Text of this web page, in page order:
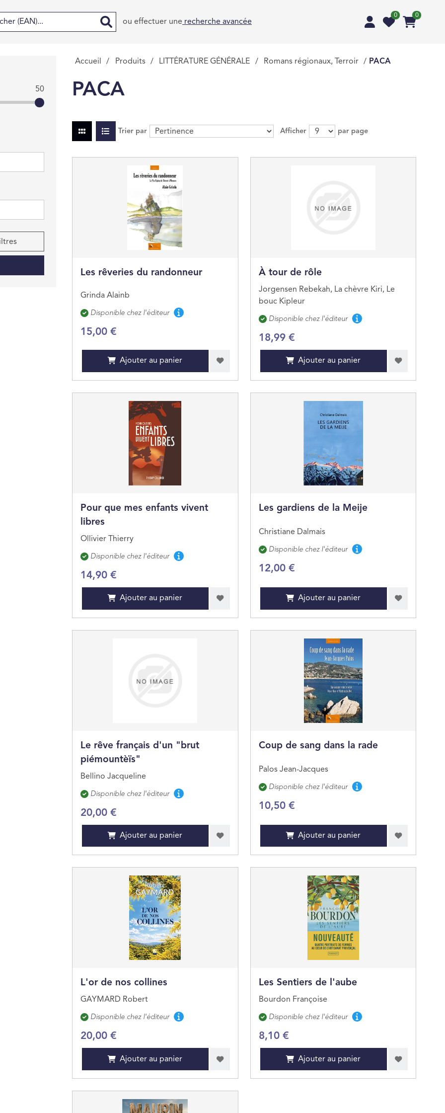
ou effectuer une recherche avancée
0 0
50
Accueil / Produits / LITTÉRATURE GÉNÉRALE / Romans régionaux, Terroir / PACA
PACA
Trier par Afficher par page
Les rêveries du randonneur
Grinda Alainb
Disponibilité
Disponible chez l'éditeur
15,00 €
Ajouter au panier
À tour de rôle
Jorgensen Rebekah, La chèvre Kiri, Le
bouc Kipleur
Disponibilité
Disponible chez l'éditeur
18,99 €
Ajouter au panier
Pour que mes enfants vivent
libres
Ollivier Thierry
Disponibilité
Disponible chez l'éditeur
14,90 €
Ajouter au panier
Les gardiens de la Meije
Christiane Dalmais
Disponibilité
Disponible chez l'éditeur
12,00 €
Ajouter au panier
Le rêve français d'un "brut
piémountèïs"
Bellino Jacqueline
Disponibilité
Disponible chez l'éditeur
20,00 €
Ajouter au panier
Coup de sang dans la rade
Palos Jean-Jacques
Disponibilité
Disponible chez l'éditeur
10,50 €
Ajouter au panier
L'or de nos collines
GAYMARD Robert
Disponibilité
Disponible chez l'éditeur
20,00 €
Ajouter au panier
Les Sentiers de l'aube
Bourdon Françoise
Disponibilité
Disponible chez l'éditeur
8,10 €
Ajouter au panier